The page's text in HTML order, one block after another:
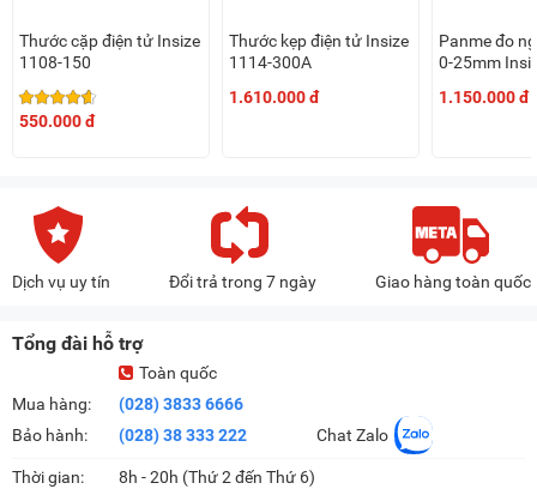
Thước cặp điện tử Insize
1108-150
550.000 đ
Thước kẹp điện tử Insize
1114-300A
1.610.000 đ
Panme đo
0-25mm
1.150.000 đ
Dịch vụ uy tín Đổi trả trong 7 ngày Giao hàng toàn quốc
Tổng đài hỗ trợ
Mua hàng:
Bảo hành:
Toàn quốc
(028) 3833 6666
(028) 38 333 222
Chat Zalo
Thời gian:
8h - 20h (Thứ 2 đến Thứ 6)